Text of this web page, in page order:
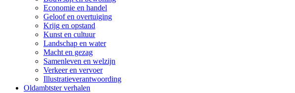
Economie en handel
Geloof en overtuiging
Krijg en opstand
Kunst en cultuur
Landschap en water
Macht en gezag
Samenleven en welzijn
Verkeer en vervoer
Illustratieverantwoording
Oldambtster verhalen